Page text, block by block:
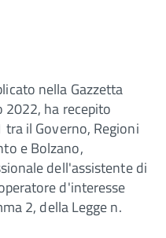
nella Gazzetta
2022, ha recepito
il Governo, Regioni
e Bolzano,
dell'assistente di
d'interesse
2, della Legge n.